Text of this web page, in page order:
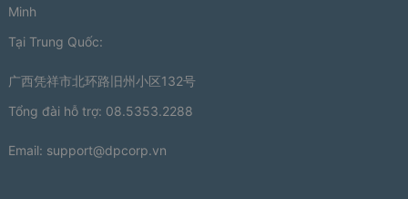
Minh
Tại Trung Quốc:
广西凭祥市北环路旧州小区132号
Tổng đài hỗ trợ: 08.5353.2288
Email: support@dpcorp.vn